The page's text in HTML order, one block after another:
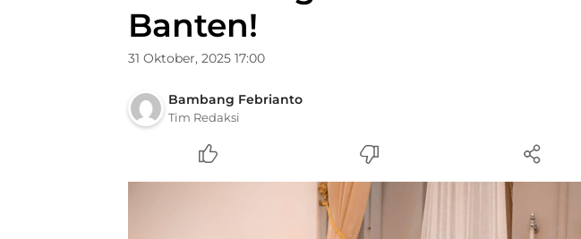
Banten!
31 Oktober, 2025 17:00
Bambang Febrianto
Tim Redaksi